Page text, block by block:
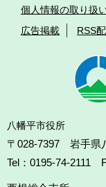
個人情報の取り扱
広告掲載
RSS
八幡平市役所
〒028-7397 岩手県
Tel：0195-74-2111